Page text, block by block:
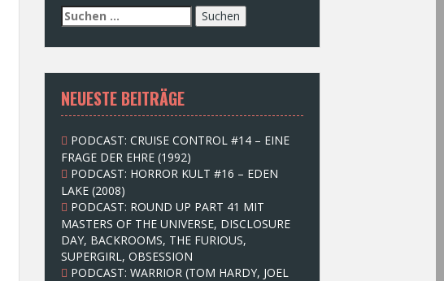
S
u
c
e
n
n
c
h
:
NEUESTE BEITRÄGE
PODCAST: CRUISE CONTROL #14 – EINE
FRAGE DER EHRE (1992)
PODCAST: HORROR KULT #16 – EDEN
LAKE (2008)
PODCAST: ROUND UP PART 41 MIT
MASTERS OF THE UNIVERSE, DISCLOSURE
DAY, BACKROOMS, THE FURIOUS,
SUPERGIRL, OBSESSION
PODCAST: WARRIOR (TOM HARDY, JOEL